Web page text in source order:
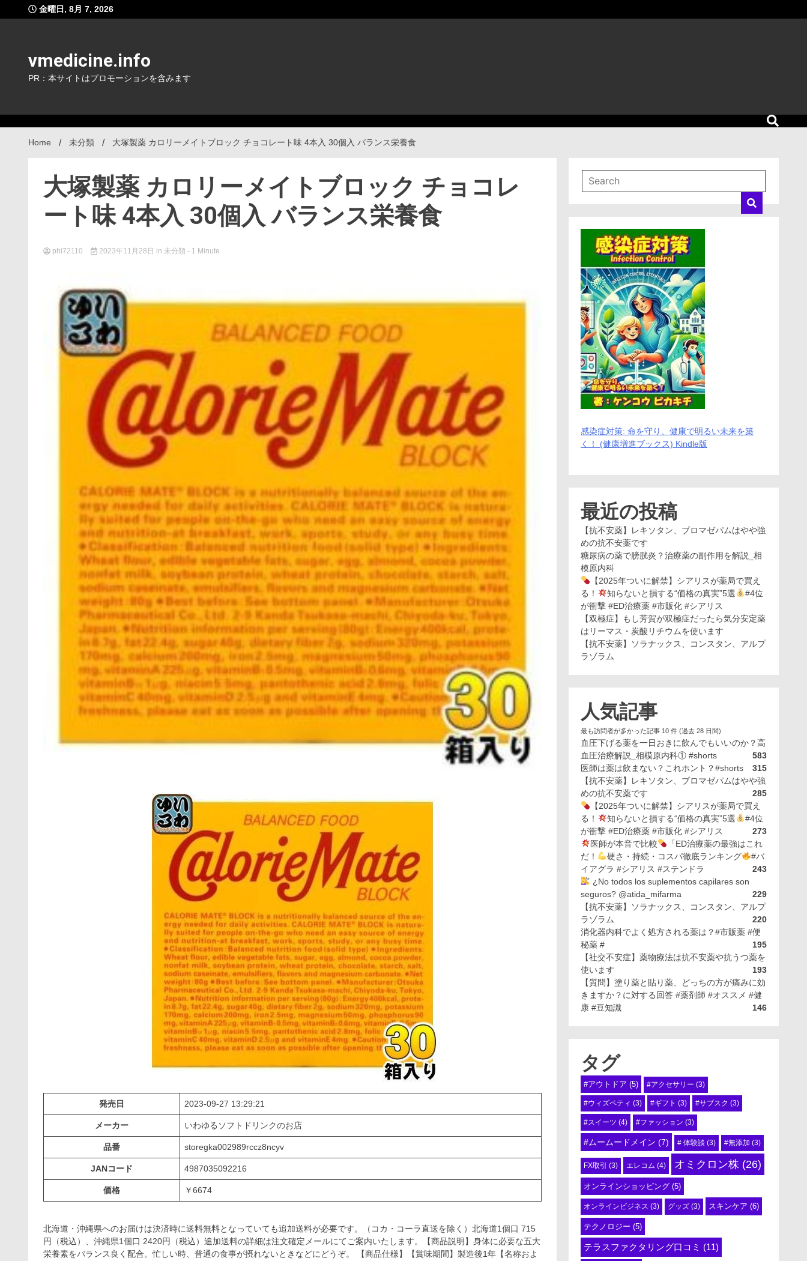
to
金曜日, 8月 7, 2026
vmedicine.info
PR：本サイトはプロモーションを含みます
Home 未分類 大塚製薬 カロリーメイトブロック チョコレート味 4本入 30個入 バランス栄養食
大塚製薬 カロリーメイトブロック チョコレ
ート味 4本入 30個入 バランス栄養食
phi72110 2023年11月28日 in 未分類 - 1 Minute
発売日 2023-09-27 13:29:21
メーカー いわゆるソフトドリンクのお店
品番 storegka002989rccz8ncyv
JANコード 4987035092216
価格 ￥6674
北海道・沖縄県へのお届けは決済時に送料無料となっていても追加送料が必要です。（コカ・コーラ直送を除く）北海道1個口 715
円（税込）、沖縄県1個口 2420円（税込）追加送料の詳細は注文確定メールにてご案内いたします。【商品説明】身体に必要な五大
栄養素をバランス良く配合。忙しい時、普通の食事が摂れないときなどにどうぞ。 【商品仕様】【賞味期間】製造後1年【名称およ
感染症対策: 命を守り、健康で明るい未来を築
く！ (健康増進ブックス) Kindle版
最近の投稿
【抗不安薬】レキソタン、ブロマゼパムはやや強
めの抗不安薬です
糖尿病の薬で膀胱炎？治療薬の副作用を解説_相
模原内科
【2025年ついに解禁】シアリスが薬局で買え
る！
知らないと損する“価格の真実”5選
#4位
が衝撃 #ED治療薬 #市販化 #シアリス
【双極症】もし芳賀が双極症だったら気分安定薬
はリーマス・炭酸リチウムを使います
【抗不安薬】ソラナックス、コンスタン、アルプ
ラゾラム
人気記事
最も訪問者が多かった記事 10 件 (過去 28 日間)
血圧下げる薬を一日おきに飲んでもいいのか？高
血圧治療解説_相模原内科① #shorts
583
医師は薬は飲まない？これホント？#shorts
315
【抗不安薬】レキソタン、ブロマゼパムはやや強
めの抗不安薬です
285
【2025年ついに解禁】シアリスが薬局で買え
る！
知らないと損する“価格の真実”5選
#4位
が衝撃 #ED治療薬 #市販化 #シアリス
273
医師が本音で比較
「ED治療薬の最強はこれ
だ！
硬さ・持続・コスパ徹底ランキング
#バ
イアグラ #シアリス #ステンドラ
243
¿No todos los suplementos capilares son
seguros? @atida_mifarma
229
【抗不安薬】ソラナックス、コンスタン、アルプ
ラゾラム
220
消化器内科でよく処方される薬は？#市販薬 #便
秘薬 #
195
【社交不安症】薬物療法は抗不安薬や抗うつ薬を
使います
193
【質問】塗り薬と貼り薬、どっちの方が痛みに効
きますか？に対する回答 #薬剤師 #オススメ #健
康 #豆知識
146
タグ
#アウトドア (5) #アクセサリー (3)
#ウィズペティ (3) #ギフト (3) #サブスク (3)
#スイーツ (4) #ファッション (3)
#ムームードメイン (7) # 体験談 (3) #無添加 (3)
FX取引 (3) エレコム (4) オミクロン株 (26)
オンラインショッピング (5)
オンラインビジネス (3) グッズ (3) スキンケア (6)
テクノロジー (5)
テラスファクタリング口コミ (11)